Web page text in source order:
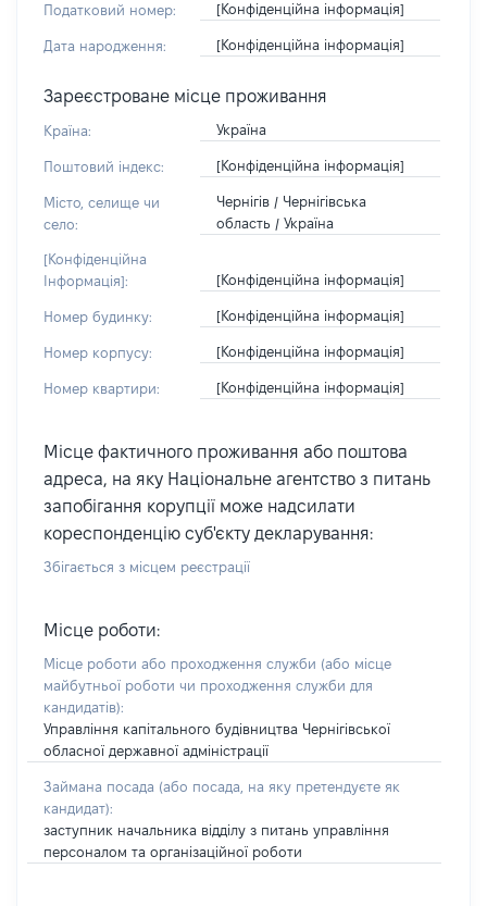
Податковий номер: [Конфіденційна інформація]
Дата народження: [Конфіденційна інформація]
Зареєстроване місце проживання
Країна: Україна
Поштовий індекс: [Конфіденційна інформація]
Місто, селище чи
село:
Чернігів / Чернігівська
область / Україна
[Конфіденційна
Інформація]:
[Конфіденційна інформація]
Номер будинку: [Конфіденційна інформація]
Номер корпусу: [Конфіденційна інформація]
Номер квартири: [Конфіденційна інформація]
Місце фактичного проживання або поштова
адреса, на яку Національне агентство з питань
запобігання корупції може надсилати
кореспонденцію суб'єкту декларування:
Збігається з місцем реєстрації
Місце роботи:
Місце роботи або проходження служби (або місце
майбутньої роботи чи проходження служби для
кандидатів):
Управління капітального будівництва Чернігівської
обласної державної адміністрації
Займана посада (або посада, на яку претендуєте як
кандидат):
заступник начальника відділу з питань управління
персоналом та організаційної роботи